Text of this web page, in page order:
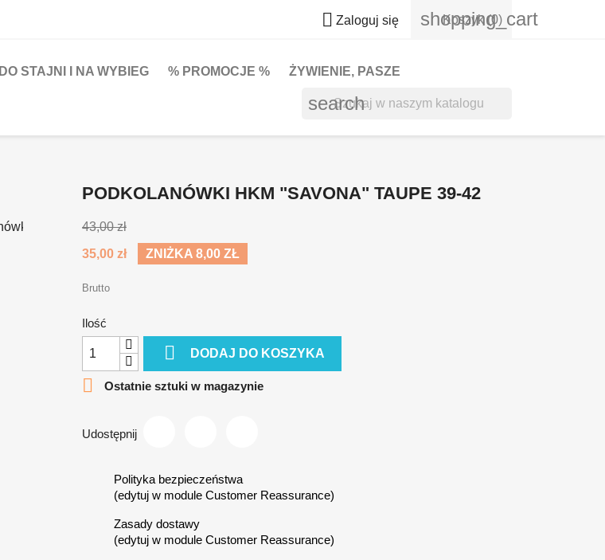
 Zaloguj się shopping_cart
Koszyk (0)
DO STAJNI I NA WYBIEG % PROMOCJE % ŻYWIENIE, PASZE
search
PODKOLANÓWKI HKM "SAVONA" TAUPE 39-42
43,00 zł
35,00 zł
ZNIŻKA 8,00 ZŁ
Brutto
Ilość
 DODAJ DO KOSZYKA
 Ostatnie sztuki w magazynie
Udostępnij
Polityka bezpieczeństwa
(edytuj w module Customer Reassurance)
Zasady dostawy
(edytuj w module Customer Reassurance)